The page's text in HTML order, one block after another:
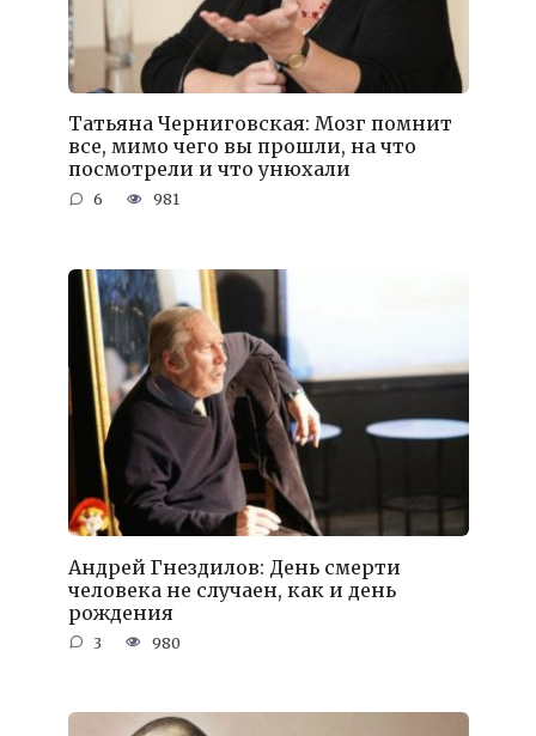
Татьяна Черниговская: Мозг помнит
все, мимо чего вы прошли, на что
посмотрели и что унюхали
6 981
Андрей Гнездилов: День смерти
человека не случаен, как и день
рождения
3 980